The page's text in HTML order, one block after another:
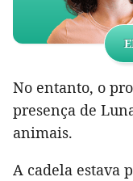
No entanto, o
presença de
animais.
A cadela estava